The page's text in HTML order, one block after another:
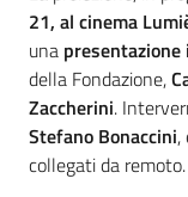
21, al cinema
una presentazione
della Fondazione,
Zaccherini.
Stefano Bonaccini,
collegati da remoto.